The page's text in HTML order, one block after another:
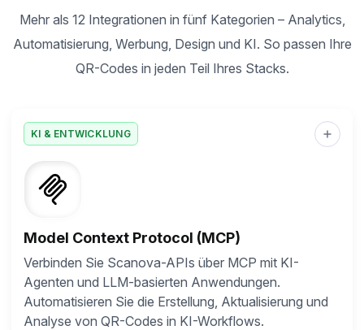
Mehr als 12 Integrationen in fünf Kategorien – Analytics,
Automatisierung, Werbung, Design und KI. So passen Ihre
QR-Codes in jeden Teil Ihres Stacks.
KI & ENTWICKLUNG
Model Context Protocol (MCP)
Verbinden Sie Scanova-APIs über MCP mit KI-
Agenten und LLM-basierten Anwendungen.
Automatisieren Sie die Erstellung, Aktualisierung und
Analyse von QR-Codes in KI-Workflows.